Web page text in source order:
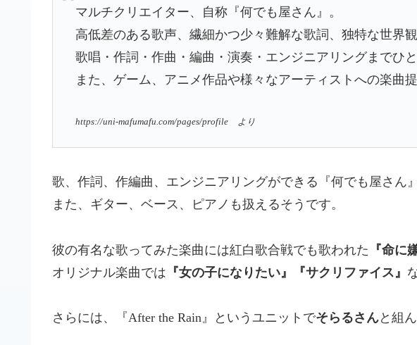
マルチクリエイター、自称『何でも屋さん』。
高低差のある歌声、繊細かつ少々難解な歌詞、独特な世界観
歌唱・作詞・作曲・編曲・演奏・エンジニアリングまでひ
また、ゲーム、アニメ作品や様々なアーティストへの楽曲
https://uni-mafumafu.com/pages/profile より
歌、作詞、作編曲、エンジニアリングができる『何でも屋さん』
また、ギター、ベース、ピアノも扱えるそうです。
彼の有名な歌ってみた楽曲には紅白歌合戦でも歌われた 『命に
オリジナル楽曲では 『女の子になりたい』『サクリファイス』
さらには、『After the Rain』というユニットでそらるさんと組